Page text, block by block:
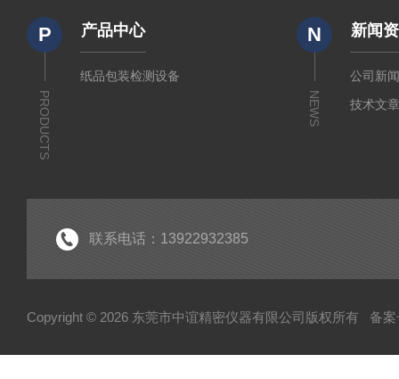
P
PRODUCTS
产品中心
纸品包装检测设备
N
NEWS
新闻
公司新
技术文
联系电话：13922932385
Copyright © 2026 东莞市中谊精密仪器有限公司版权所有 备案